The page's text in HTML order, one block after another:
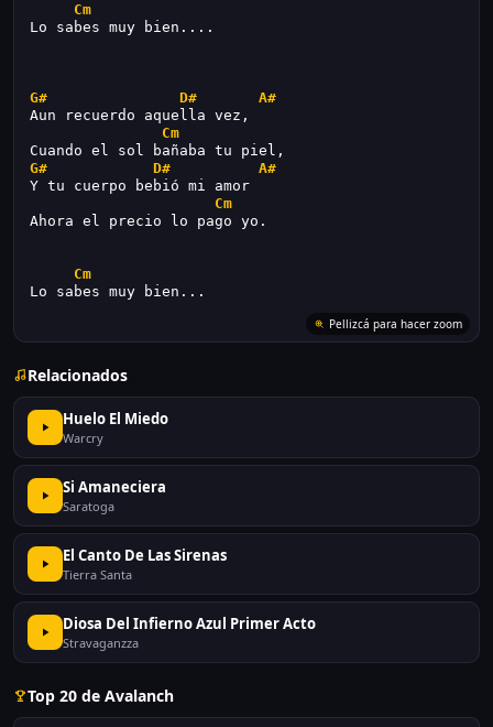
Cm
Lo sabes muy bien....
G# D#
A#
Aun recuerdo aquella vez,
Cm
Cuando el sol bañaba tu piel,
G#
D#
A#
Y tu cuerpo bebió mi amor
Cm
Ahora el precio lo pago yo.
Cm
Lo sabes muy bien...
Relacionados
Huelo El Miedo
Warcry
Si Amaneciera
Saratoga
El Canto De Las Sirenas
Tierra Santa
Diosa Del Infierno Azul Primer Acto
Stravaganzza
Top 20 de Avalanch